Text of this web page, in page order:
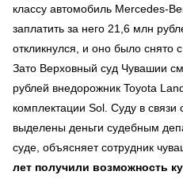
классу автомобиль Mercedes-
заплатить за него 21,6 млн
откликнулся, и оно было снято с
Зато Верховный суд Чувашии
рублей внедорожник Toyota
комплектации Sol. Суду в
выделены деньги судебным
суде, объясняет сотрудник
лет получили возможность